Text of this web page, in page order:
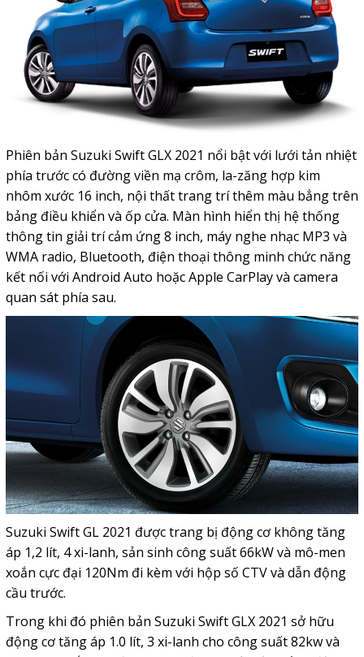
Phiên bản Suzuki Swift GLX 2021 nổi bật với lưới tản nhiệt
phía trước có đường viền mạ crôm, la-zăng hợp kim
nhôm xước 16 inch, nội thất trang trí thêm màu bẳng trên
bảng điều khiển và ốp cửa. Màn hình hiển thị hệ thống
thông tin giải trí cảm ứng 8 inch, máy nghe nhạc MP3 và
WMA radio, Bluetooth, điện thoại thông minh chức năng
kết nối với Android Auto hoặc Apple CarPlay và camera
quan sát phía sau.
Suzuki Swift GL 2021 được trang bị động cơ không tăng
áp 1,2 lít, 4 xi-lanh, sản sinh công suất 66kW và mô-men
xoắn cực đại 120Nm đi kèm với hộp số CTV và dẫn động
cầu trước.
Trong khi đó phiên bản Suzuki Swift GLX 2021 sở hữu
động cơ tăng áp 1.0 lít, 3 xi-lanh cho công suất 82kw và